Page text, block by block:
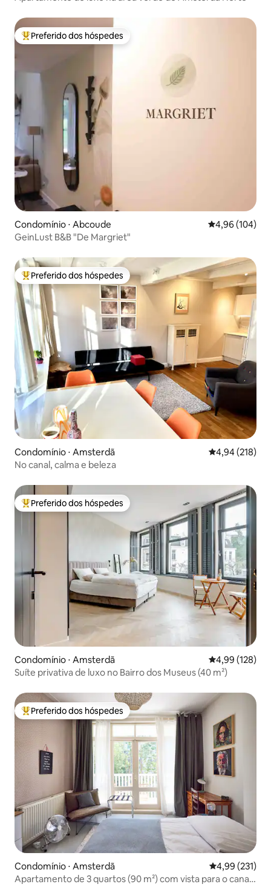
Entre os melhores preferidos dos hóspedes
Preferido dos hóspedes
Condomínio ⋅ Abcoude 4,96 de uma
4,96 (104)
GeinLust B&B "De Margriet"
Entre os melhores preferidos dos hóspedes
Preferido dos hóspedes
Condomínio ⋅ Amsterdã 4,94 de uma
4,94 (218)
No canal, calma e beleza
Entre os melhores preferidos dos hóspedes
Preferido dos hóspedes
Condomínio ⋅ Amsterdã 4,99 de uma
4,99 (128)
Suíte privativa de luxo no Bairro dos Museus (40 m²)
Entre os melhores preferidos dos hóspedes
Preferido dos hóspedes
Condomínio ⋅ Amsterdã 4,99 de uma
4,99 (231)
Apartamento de 3 quartos (90 m²) com vista para o canal